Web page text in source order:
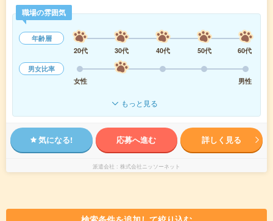
職場の雰囲気
年齢層
20代
30代 40代 50代
60代
男女比率
女性
男性
もっと見る
気になる! 応募へ進む 詳しく見る
派遣会社 株式会社ニッソーネット